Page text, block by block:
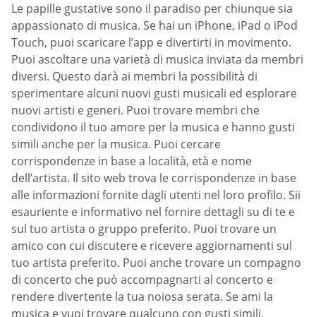
Le papille gustative sono il paradiso per chiunque sia
appassionato di musica. Se hai un iPhone, iPad o iPod
Touch, puoi scaricare l’app e divertirti in movimento.
Puoi ascoltare una varietà di musica inviata da membri
diversi. Questo darà ai membri la possibilità di
sperimentare alcuni nuovi gusti musicali ed esplorare
nuovi artisti e generi. Puoi trovare membri che
condividono il tuo amore per la musica e hanno gusti
simili anche per la musica. Puoi cercare
corrispondenze in base a località, età e nome
dell’artista. Il sito web trova le corrispondenze in base
alle informazioni fornite dagli utenti nel loro profilo. Sii
esauriente e informativo nel fornire dettagli su di te e
sul tuo artista o gruppo preferito. Puoi trovare un
amico con cui discutere e ricevere aggiornamenti sul
tuo artista preferito. Puoi anche trovare un compagno
di concerto che può accompagnarti al concerto e
rendere divertente la tua noiosa serata. Se ami la
musica e vuoi trovare qualcuno con gusti simili,